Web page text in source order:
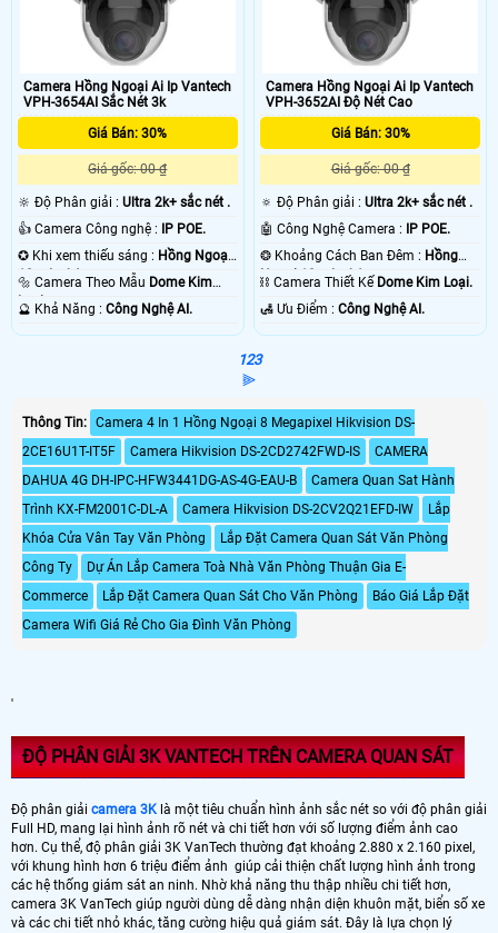
Camera Hồng Ngoại Ai Ip Vantech
VPH-3654AI Sắc Nét 3k
Giá Bán: 30%
Giá gốc: 00 ₫
🔆 Độ Phân giải : Ultra 2k+ sắc nét .
👍 Camera Công nghệ :
IP POE.
✪ Khi xem thiếu sáng : Hồng Ngoại
10m Led Array.
🔩 Camera Theo Mẫu Dome Kim
Loại.
️🔮 Khả Năng : Công Nghệ AI.
Camera Hồng Ngoại Ai Ip Vantech
VPH-3652AI Độ Nét Cao
Giá Bán: 30%
Giá gốc: 00 ₫
🔅 Độ Phân giải :Ultra 2k+ sắc nét .
🤖️ Công Nghệ Camera :
IP POE.
❂ Khoảng Cách Ban Đêm : Hồng
Ngoại 10m Led Array.
⛓ Camera Thiết Kế Dome Kim Loại.
️🛃 Ưu Điểm :Công Nghệ AI.
123
⫸
Thông Tin: Camera 4 In 1 Hồng Ngoại 8 Megapixel Hikvision DS-
2CE16U1T-IT5F
Camera Hikvision DS-2CD2742FWD-IS
CAMERA
DAHUA 4G DH-IPC-HFW3441DG-AS-4G-EAU-B
Camera Quan Sat Hành
Trình KX-FM2001C-DL-A
Camera Hikvision DS-2CV2Q21EFD-IW
Lắp
Khóa Cửa Vân Tay Văn Phòng
Lắp Đặt Camera Quan Sát Văn Phòng
Công Ty
Dự Án Lắp Camera Toà Nhà Văn Phòng Thuận Gia E-
Commerce
Lắp Đặt Camera Quan Sát Cho Văn Phòng
Báo Giá Lắp Đặt
Camera Wifi Giá Rẻ Cho Gia Đình Văn Phòng
'
ĐỘ PHÂN GIẢI 3K VANTECH TRÊN CAMERA QUAN SÁT
Độ phân giải camera 3K là một tiêu chuẩn hình ảnh sắc nét so với độ phân giải
Full HD, mang lại hình ảnh rõ nét và chi tiết hơn với số lượng điểm ảnh cao
hơn. Cụ thể, độ phân giải 3K VanTech thường đạt khoảng 2.880 x 2.160 pixel,
với khung hình hơn 6 triệu điểm ảnh giúp cải thiện chất lượng hình ảnh trong
các hệ thống giám sát an ninh. Nhờ khả năng thu thập nhiều chi tiết hơn,
camera 3K VanTech giúp người dùng dễ dàng nhận diện khuôn mặt, biển số xe
và các chi tiết nhỏ khác, tăng cường hiệu quả giám sát. Đây là lựa chọn lý